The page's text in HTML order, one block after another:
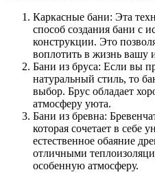
Каркасные бани: Эта
способ создания бани с
конструкции. Это
воплотить в жизнь вашу
Бани из бруса: Если вы
натуральный стиль, то
выбор. Брус обладает
атмосферу уюта.
Бани из бревна:
которая сочетает в себе
естественное обаяние
отличными
особенную атмосферу.